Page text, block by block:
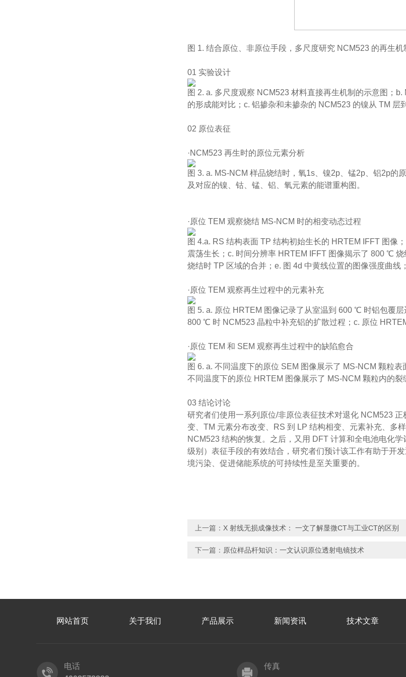
图 1. 结合原位、非原位手段，多尺度研究 NCM523 的再生机
01 实验设计
图 2. a. 多尺度观察 NCM523 材料直接再生机制的示意图；
的形成能对比；c. 铝掺杂和未掺杂的 NCM523 的镍从 TM 层
02 原位表征
·NCM523 再生时的原位元素分析
图 3. a. MS-NCM 样品烧结时，氧1s、镍2p、锰2p、铝2p的
及对应的镍、钴、锰、铝、氧元素的能谱重构图。
·原位 TEM 观察烧结 MS-NCM 时的相变动态过程
图 4.a. RS 结构表面 TP 结构初始生长的 HRTEM IFFT 图
震荡生长；c. 时间分辨率 HRTEM IFFT 图像揭示了 800 ℃
烧结时 TP 区域的合并；e. 图 4d 中黄线位置的图像强度曲线
·原位 TEM 观察再生过程中的元素补充
图 5. a. 原位 HRTEM 图像记录了从室温到 600 ℃ 时铝包覆
800 ℃ 时 NCM523 晶粒中补充铝的扩散过程；c. 原位
·原位 TEM 和 SEM 观察再生过程中的缺陷愈合
图 6. a. 不同温度下的原位 SEM 图像展示了 MS-NCM 颗粒
不同温度下的原位 HRTEM 图像展示了 MS-NCM 颗粒内的裂
03 结论讨论
研究者们使用一系列原位/非原位表征技术对退化 NCM523
变、TM 元素分布改变、RS 到 LP 结构相变、元素补充、多
NCM523 结构的恢复。之后，又用 DFT 计算和全电池电化
级别）表征手段的有效结合，研究者们预计该工作有助于开
境污染、促进储能系统的可持续性是至关重要的。
上一篇： X 射线无损成像技术： 一文了解显微CT与工业CT的区别
下一篇： 原位样品杆知识：一文认识原位透射电镜技术
网站首页 关于我们 产品展示 新闻资讯 技术文章
电话
传真